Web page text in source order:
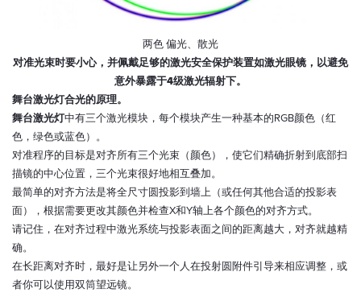
两色 偏光、散光
对准光束时要小心，并佩戴足够的激光安全保护装置如激光眼镜，以避免
意外暴露于4级激光辐射下。
舞台激光灯合光的原理。
舞台激光灯中有三个激光模块，每个模块产生一种基本的RGB颜色（红
色，绿色或蓝色）。
对准程序的目标是对齐所有三个光束（颜色），使它们精确折射到底部扫
描镜的中心位置，三个光束很好地相互叠加。
最简单的对齐方法是将全尺寸圆投影到墙上（或任何其他合适的投影表
面），根据需要更改其颜色并检查X和Y轴上各个颜色的对齐方式。
请记住，在对齐过程中激光系统与投影表面之间的距离越大，对齐就越精
确。
在长距离对齐时，最好是让另外一个人在投射圆附件引导来相应调整，或
者你可以使用双筒望远镜。